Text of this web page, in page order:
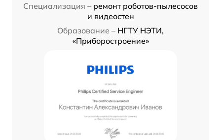
Специализация – ремонт роботов-пылесосов
и видеостен
Образование – НГТУ НЭТИ,
«Приборостроение»